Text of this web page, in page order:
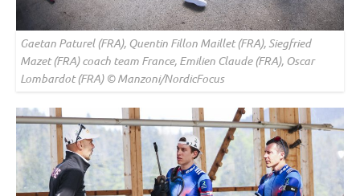
Gaetan Paturel (FRA), Quentin Fillon Maillet (FRA), Siegfried
Mazet (FRA) coach team France, Emilien Claude (FRA), Oscar
Lombardot (FRA) © Manzoni/NordicFocus